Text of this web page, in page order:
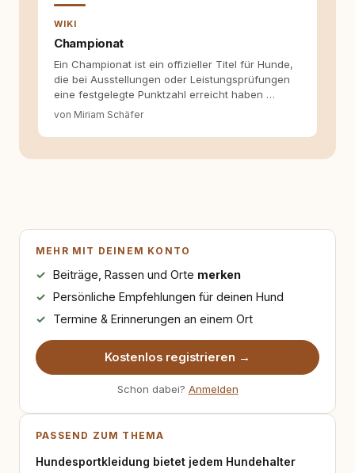
WIKI
Championat
Ein Championat ist ein offizieller Titel für Hunde,
die bei Ausstellungen oder Leistungsprüfungen
eine festgelegte Punktzahl erreicht haben …
von Miriam Schäfer
MEHR MIT DEINEM KONTO
Beiträge, Rassen und Orte merken
Persönliche Empfehlungen für deinen Hund
Termine & Erinnerungen an einem Ort
Kostenlos registrieren →
Schon dabei? Anmelden
PASSEND ZUM THEMA
Hundesportkleidung bietet jedem Hundehalter